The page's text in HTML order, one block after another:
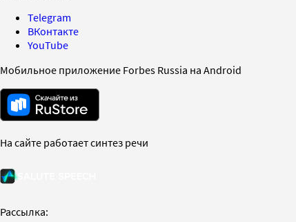
Telegram
ВКонтакте
YouTube
Мобильное приложение Forbes Russia на Android
На сайте работает синтез речи
Рассылка: